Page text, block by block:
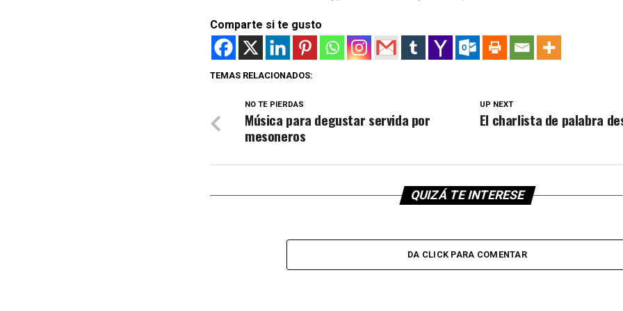
Comparte si te gusto
TEMAS RELACIONADOS:
UP NEXT
El charlista de palabra
NO TE PIERDAS
Música para degustar servida por
mesoneros
QUIZÁ TE INTERESE
DA CLICK PARA COMENTAR